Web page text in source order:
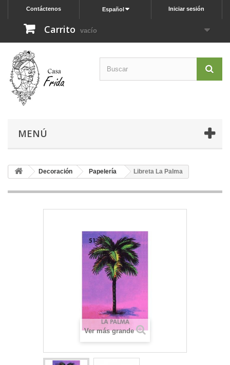
Iniciar sesión
Español
Contáctenos
Carrito vacío
MENÚ
Decoración Papelería Libreta La Palma
Ver más grande